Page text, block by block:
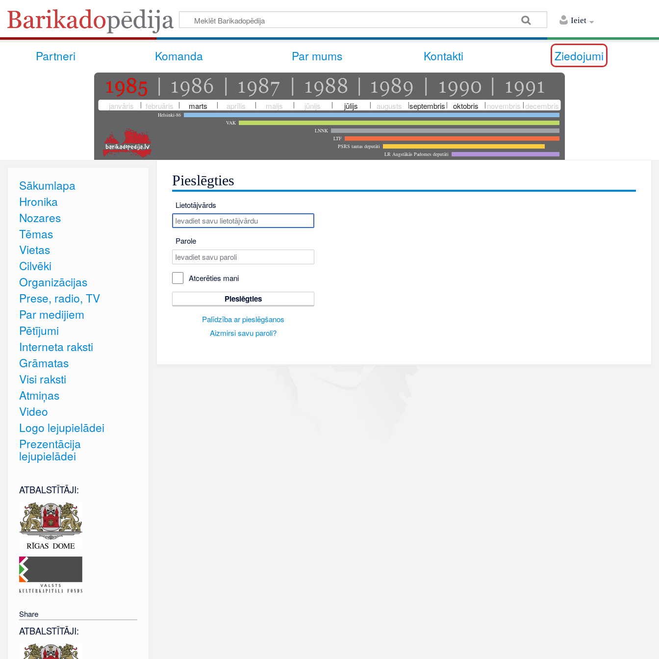
Ieiet
Partneri Komanda Par mums Kontakti Ziedojumi
janvāris februāris marts aprīlis maijs jūnijs jūlijs augusts septembris oktobris novembris decembris
Helsinki-86
VAK
LNNK
LTF
PSRS tautas deputāti
LR Augstākās Padomes deputāti
Pieslēgties
Lietotājvārds
Parole
Atcerēties mani
Pieslēgties
Palīdzība ar pieslēgšanos
Aizmirsi savu paroli?
Sākumlapa
Hronika
Nozares
Tēmas
Vietas
Cilvēki
Organizācijas
Prese, radio, TV
Par medijiem
Pētījumi
Interneta raksti
Grāmatas
Visi raksti
Atmiņas
Video
Logo lejupielādei
Prezentācija
lejupielādei
ATBALSTĪTĀJI:
Share
ATBALSTĪTĀJI: